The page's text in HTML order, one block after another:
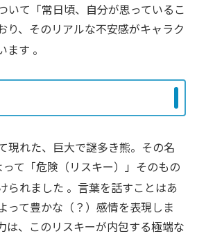
いて「常日頃、自分が思っているこ
り、そのリアルな不安感がキャラク
ます 。
現れた、巨大で謎多き熊。その名
て「危険（リスキー）」そのもの
られました 。言葉を話すことはあ
って豊かな（？）感情を表現しま
は、このリスキーが内包する極端な